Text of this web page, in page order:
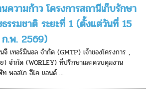
ความก้าว โครงการสถานีเก็บรักษา
รรมชาติ ระยะที่ 1 (ตั้งแต่วันที่ 15
.พ. 2569)
เทอร์มินอล จำกัด (GMTP) เจ้าของโครงการ ,
) จำกัด (WORLEY) ที่ปรึกษาและควบคุมงาน
ท พอสโก อีโค แอนด์ ...